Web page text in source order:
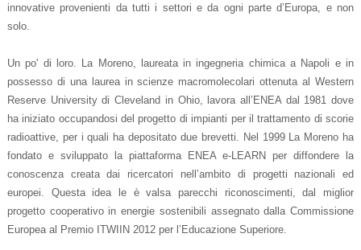
innovative provenienti da tutti i settori e da ogni parte d’Europa, e non
solo.
Un po' di loro.
La Moreno, laureata in ingegneria chimica a Napoli e in
possesso di una laurea in scienze macromolecolari ottenuta al Western
Reserve University di Cleveland in Ohio, lavora all’ENEA dal 1981 dove
ha iniziato occupandosi del progetto di impianti per il trattamento di scorie
radioattive, per i quali ha depositato due brevetti.
Nel 1999 La Moreno ha
fondato e sviluppato la piattaforma ENEA e-LEARN per diffondere la
conoscenza creata dai ricercatori nell’ambito di progetti nazionali ed
europei. Questa idea le è valsa parecchi riconoscimenti, dal miglior
progetto cooperativo in energie sostenibili assegnato dalla Commissione
Europea al Premio ITWIIN 2012 per l’Educazione Superiore.